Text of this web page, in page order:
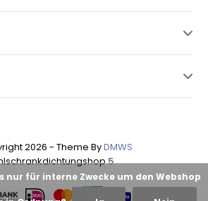
2026 - Theme ByDMWS
5
nur für interne Zwecke um den Webshop